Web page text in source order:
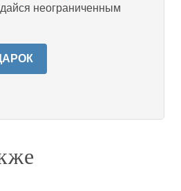
неограниченным